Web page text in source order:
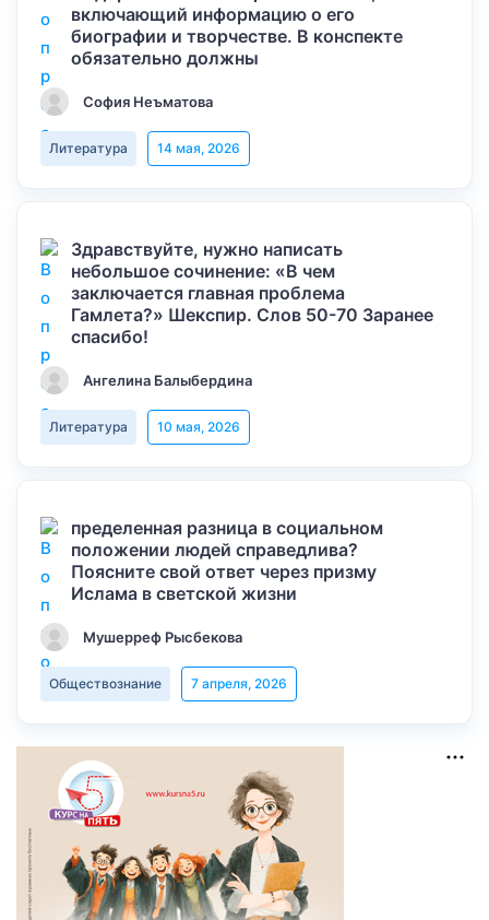
включающий информацию о его
биографии и творчестве. В конспекте
обязательно должны
София Неъматова
Литература 14 мая, 2026
Здравствуйте, нужно написать
небольшое сочинение: «В чем
заключается главная проблема
Гамлета?» Шекспир. Слов 50-70 Заранее
спасибо!
Ангелина Балыбердина
Литература 10 мая, 2026
пределенная разница в социальном
положении людей справедлива?
Поясните свой ответ через призму
Ислама в светской жизни
Мушерреф Рысбекова
Обществознание 7 апреля, 2026